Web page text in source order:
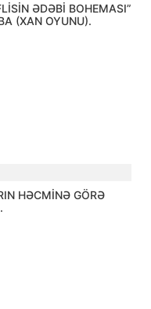
ƏDƏBİ BOHEMASI”
(XAN OYUNU).
HƏCMİNƏ GÖRƏ